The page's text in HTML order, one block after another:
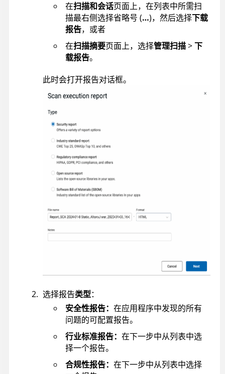
在扫描和会话页面上，在列表中所需扫
描最右侧选择省略号 (…)，然后选择下载
报告，或者
在扫描摘要页面上，选择管理扫描>下
载报告。
此时会打开报告对话框。
选择报告类型：
安全性报告： 在应用程序中发现的所有
问题的可配置报告。
行业标准报告： 在下一步中从列表中选
择一个报告。
合规性报告： 在下一步中从列表中选择